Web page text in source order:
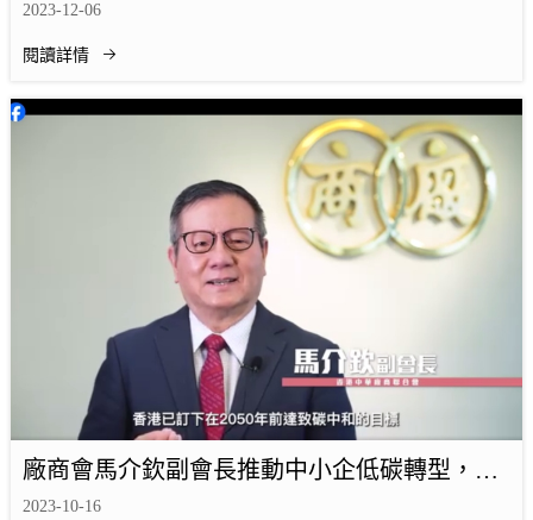
2023-12-06
閱讀詳情
廠商會馬介欽副會長推動中小企低碳轉型，加
速ESG綠色轉型
2023-10-16